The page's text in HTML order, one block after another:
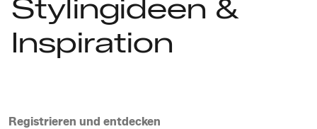
Stylingideen &
Inspiration
Registrieren und entdecken